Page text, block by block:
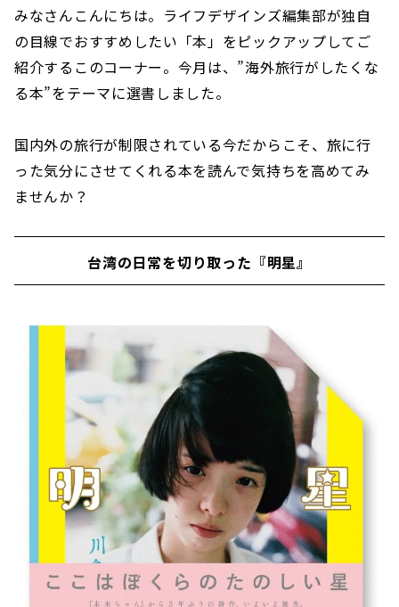
みなさんこんにちは。ライフデザインズ編集部が独自
の目線でおすすめしたい「本」をピックアップしてご
紹介するこのコーナー。今月は、”海外旅行がしたくな
る本”をテーマに選書しました。
国内外の旅行が制限されている今だからこそ、旅に行
った気分にさせてくれる本を読んで気持ちを高めてみ
ませんか？
台湾の日常を切り取った『明星』